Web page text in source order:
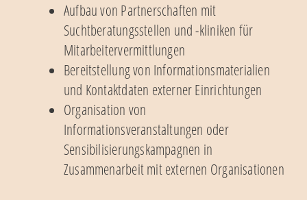
Aufbau von Partnerschaften mit
Suchtberatungsstellen und -kliniken für
Mitarbeitervermittlungen
Bereitstellung von Informationsmaterialien
und Kontaktdaten externer Einrichtungen
Organisation von
Informationsveranstaltungen oder
Sensibilisierungskampagnen in
Zusammenarbeit mit externen Organisationen